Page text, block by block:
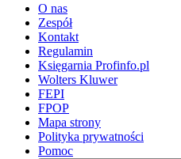
O nas
Zespół
Kontakt
Regulamin
Księgarnia Profinfo.pl
Wolters Kluwer
FEPI
FPOP
Mapa strony
Polityka prywatności
Pomoc